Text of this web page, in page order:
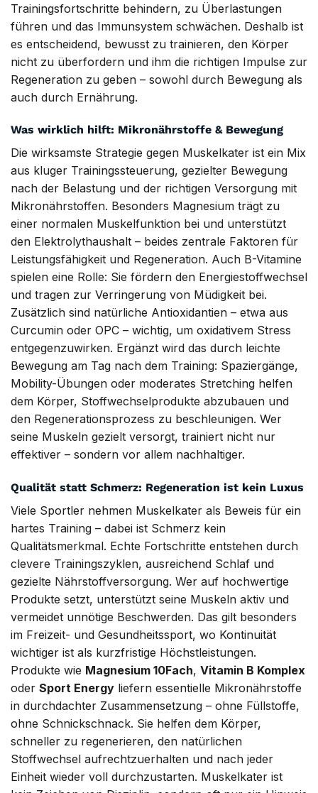
Trainingsfortschritte behindern, zu Überlastungen
führen und das Immunsystem schwächen. Deshalb ist
es entscheidend, bewusst zu trainieren, den Körper
nicht zu überfordern und ihm die richtigen Impulse zur
Regeneration zu geben – sowohl durch Bewegung als
auch durch Ernährung.
Was wirklich hilft: Mikronährstoffe & Bewegung
Die wirksamste Strategie gegen Muskelkater ist ein Mix
aus kluger Trainingssteuerung, gezielter Bewegung
nach der Belastung und der richtigen Versorgung mit
Mikronährstoffen. Besonders Magnesium trägt zu
einer normalen Muskelfunktion bei und unterstützt
den Elektrolythaushalt – beides zentrale Faktoren für
Leistungsfähigkeit und Regeneration. Auch B-Vitamine
spielen eine Rolle: Sie fördern den Energiestoffwechsel
und tragen zur Verringerung von Müdigkeit bei.
Zusätzlich sind natürliche Antioxidantien – etwa aus
Curcumin oder OPC – wichtig, um oxidativem Stress
entgegenzuwirken. Ergänzt wird das durch leichte
Bewegung am Tag nach dem Training: Spaziergänge,
Mobility-Übungen oder moderates Stretching helfen
dem Körper, Stoffwechselprodukte abzubauen und
den Regenerationsprozess zu beschleunigen. Wer
seine Muskeln gezielt versorgt, trainiert nicht nur
effektiver – sondern vor allem nachhaltiger.
Qualität statt Schmerz: Regeneration ist kein Luxus
Viele Sportler nehmen Muskelkater als Beweis für ein
hartes Training – dabei ist Schmerz kein
Qualitätsmerkmal. Echte Fortschritte entstehen durch
clevere Trainingszyklen, ausreichend Schlaf und
gezielte Nährstoffversorgung. Wer auf hochwertige
Produkte setzt, unterstützt seine Muskeln aktiv und
vermeidet unnötige Beschwerden. Das gilt besonders
im Freizeit- und Gesundheitssport, wo Kontinuität
wichtiger ist als kurzfristige Höchstleistungen.
Produkte wie Magnesium 10Fach, Vitamin B Komplex
oder Sport Energy liefern essentielle Mikronährstoffe
in durchdachter Zusammensetzung – ohne Füllstoffe,
ohne Schnickschnack. Sie helfen dem Körper,
schneller zu regenerieren, den natürlichen
Stoffwechsel aufrechtzuerhalten und nach jeder
Einheit wieder voll durchzustarten. Muskelkater ist